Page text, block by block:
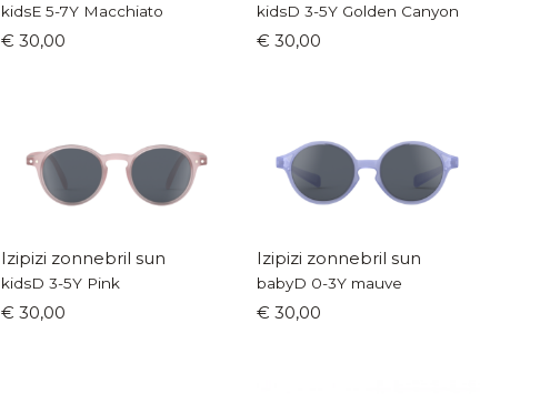
kidsE 5-7Y Macchiato
€ 30,00
kidsD 3-5Y Golden Canyon
€ 30,00
Izipizi zonnebril sun
kidsD 3-5Y Pink
€ 30,00
Izipizi zonnebril sun
babyD 0-3Y mauve
€ 30,00